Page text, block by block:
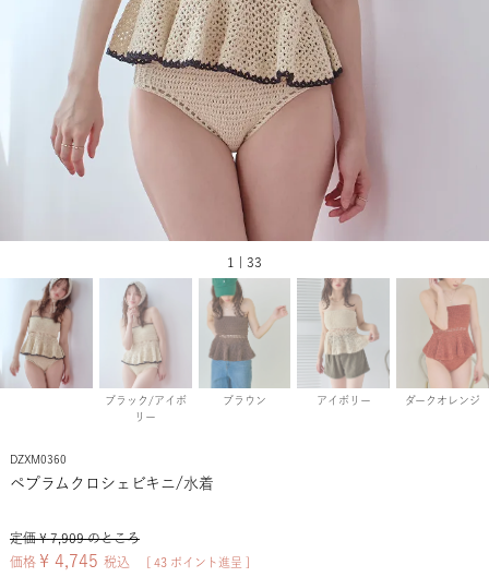
1 | 33
ブラック/アイボ
リー
ブラウン アイボリー ダークオレンジ
DZXM0360
ペプラムクロシェビキニ/水着
定価 ¥ 7,909 のところ
価格 ¥ 4,745 税込 43 ポイント進呈 ]